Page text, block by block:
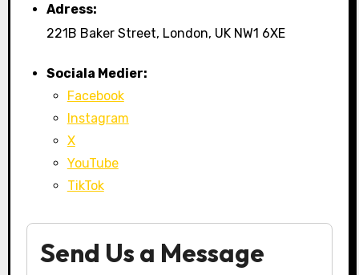
Adress:
221B Baker Street, London, UK NW1 6XE
Sociala Medier:
Facebook
Instagram
X
YouTube
TikTok
Send Us a Message